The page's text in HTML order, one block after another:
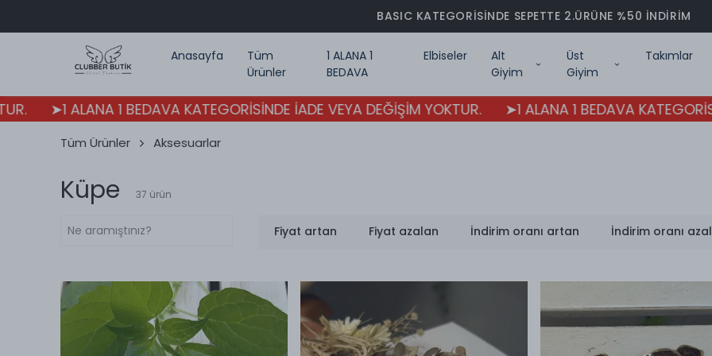
BASIC KATEGORİSİNDE SEPETTE 2.ÜRÜNE %50 İNDİRİM
Anasayfa
Tüm
Ürünler
1 ALANA 1
BEDAVA
Elbiseler
Alt
Giyim
Üst
Giyim
Takımlar
1 BEDAVA KATEGORİSİNDE İADE VEYA DEĞİŞİM YOKTUR. ➤1 ALANA 1 BEDAVA KATEGORİSİNDE İADE
Tüm Ürünler Aksesuarlar
Küpe 37 ürün
Fiyat artan Fiyat azalan İndirim oranı artan İndirim oranı